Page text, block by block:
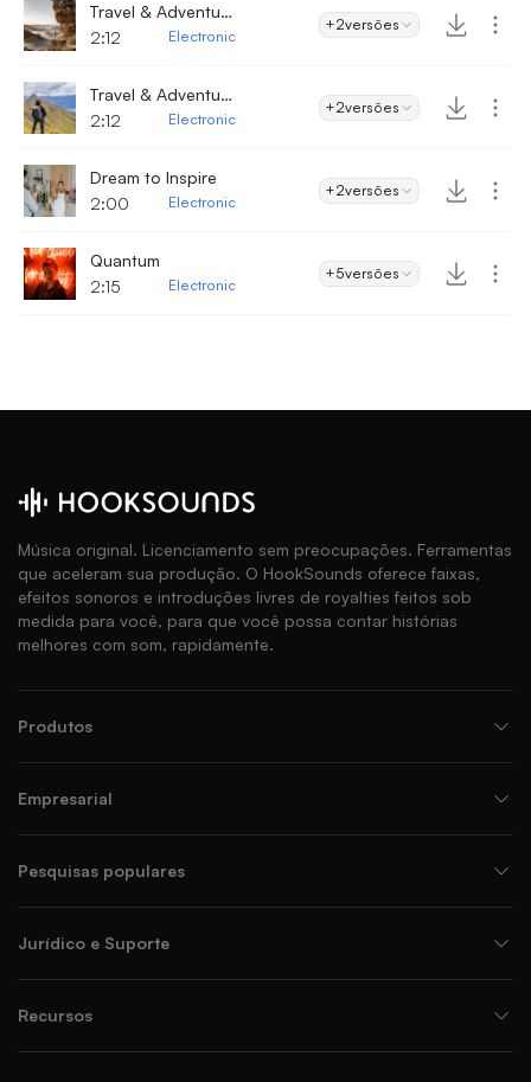
Travel & Adventure
2:12
Electronic
+2versões
Travel & Adventure - Electronic
2:12
Electronic
+2versões
Dream to Inspire
2:00
Electronic
+2versões
Quantum
2:15
Electronic
+5versões
Música original. Licenciamento sem preocupações. Ferramentas
que aceleram sua produção. O HookSounds oferece faixas,
efeitos sonoros e introduções livres de royalties feitos sob
medida para você, para que você possa contar histórias
melhores com som, rapidamente.
Produtos
Empresarial
Pesquisas populares
Jurídico e Suporte
Recursos